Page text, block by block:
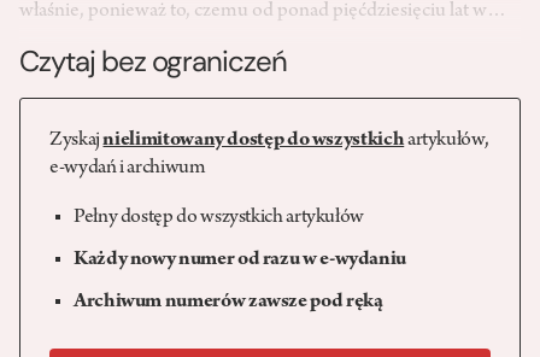
właśnie, ponieważ to, czemu od ponad pięćdziesięciu lat w…
Czytaj bez ograniczeń
Zyskajnielimitowany dostęp do wszystkichartykułów,
e-wydań i archiwum
Pełny dostęp do wszystkich artykułów
Każdy nowy numer od razu w e-wydaniu
Archiwum numerów zawsze pod ręką